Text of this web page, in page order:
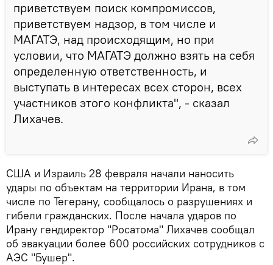
приветствуем поиск компромиссов,
приветствуем надзор, в том числе и
МАГАТЭ, над происходящим, но при
условии, что МАГАТЭ должно взять на себя
определенную ответственность, и
выступать в интересах всех сторон, всех
участников этого конфликта", - сказал
Лихачев.
США и Израиль 28 февраля начали наносить
удары по объектам на территории Ирана, в том
числе по Тегерану, сообщалось о разрушениях и
гибели гражданских. После начала ударов по
Ирану гендиректор "Росатома" Лихачев сообщал
об эвакуации более 600 российских сотрудников с
АЭС "Бушер".